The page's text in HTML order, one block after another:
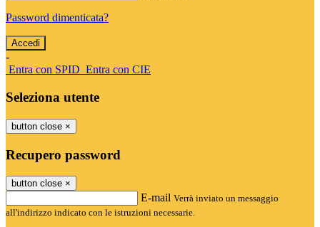
Password dimenticata?
-
Entra con SPID Entra con CIE
Seleziona utente
button close ×
Recupero password
button close ×
E-mail Verrà inviato un messaggio
all'indirizzo indicato con le istruzioni necessarie.